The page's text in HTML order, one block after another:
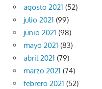
agosto 2021 (52)
julio 2021 (99)
junio 2021 (98)
mayo 2021 (83)
abril 2021 (79)
marzo 2021 (74)
febrero 2021 (52)